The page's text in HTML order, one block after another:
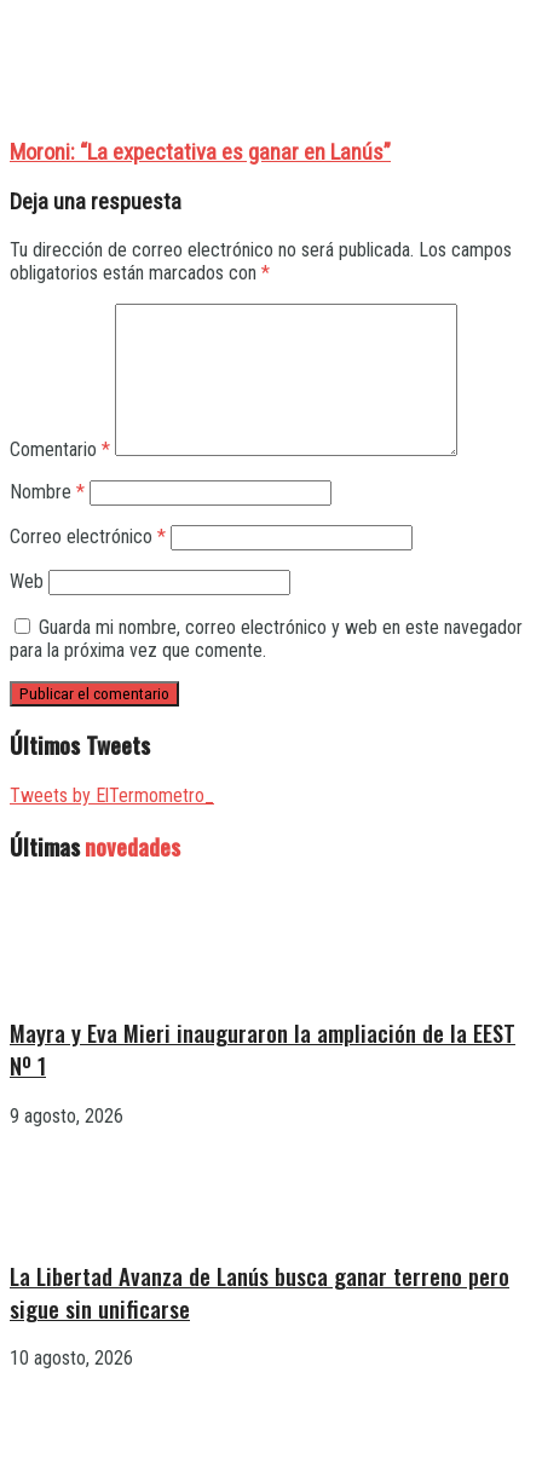
Moroni: “La expectativa es ganar en Lanús”
Deja una respuesta
Tu dirección de correo electrónico no será publicada. Los campos
obligatorios están marcados con *
Comentario *
Nombre *
Correo electrónico *
Web
Guarda mi nombre, correo electrónico y web en este navegador
para la próxima vez que comente.
Últimos Tweets
Tweets by ElTermometro_
Últimasnovedades
Mayra y Eva Mieri inauguraron la ampliación de la EEST
Nº 1
9 agosto, 2026
La Libertad Avanza de Lanús busca ganar terreno pero
sigue sin unificarse
10 agosto, 2026